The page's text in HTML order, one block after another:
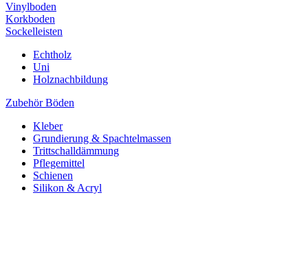
Vinylboden
Korkboden
Sockelleisten
Echtholz
Uni
Holznachbildung
Zubehör Böden
Kleber
Grundierung & Spachtelmassen
Trittschalldämmung
Pflegemittel
Schienen
Silikon & Acryl